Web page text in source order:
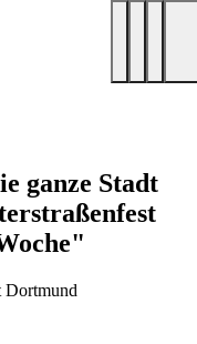
ganze Stadt
Dortmund